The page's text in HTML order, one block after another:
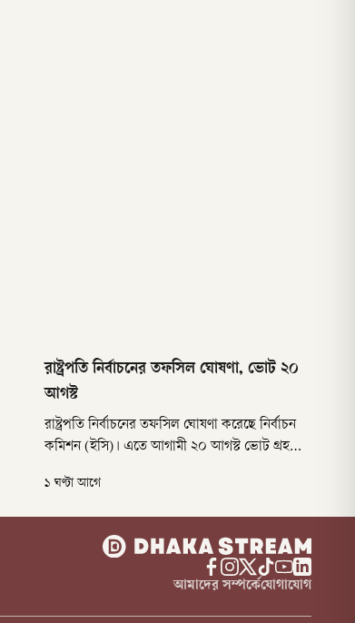
রাষ্ট্রপতি নির্বাচনের তফসিল ঘোষণা, ভোট ২০
আগস্ট
রাষ্ট্রপতি নির্বাচনের তফসিল ঘোষণা করেছে নির্বাচন
কমিশন (ইসি)। এতে আগামী ২০ আগস্ট ভোট গ্রহণের
ওই দিন দুপুর ২টা থেকে বিকেল পাঁচটা পর্যন্ত জাতীয়
১ ঘণ্টা আগে
আমাদের সম্পর্কেযোগাযোগ